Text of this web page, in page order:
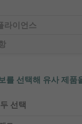
라이언스
를 선택해 유사 제품
선택